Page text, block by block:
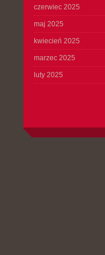
czerwiec 2025
maj 2025
kwiecień 2025
marzec 2025
luty 2025